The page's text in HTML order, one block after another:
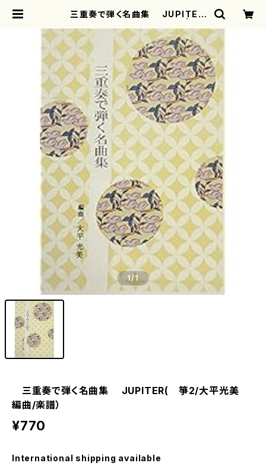
三重奏で弾く名曲集 JUPITER
therearth
1/1
三重奏で弾く名曲集 JUPITER( 箏2/大平光美
編曲/楽譜）
¥770
International shipping available